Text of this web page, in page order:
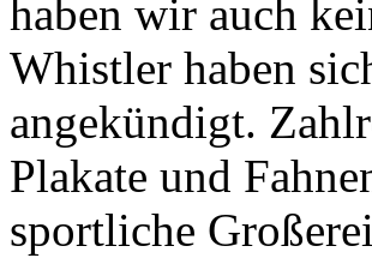
haben wir auch
Whistler haben
angekündigt.
Plakate und
sportliche